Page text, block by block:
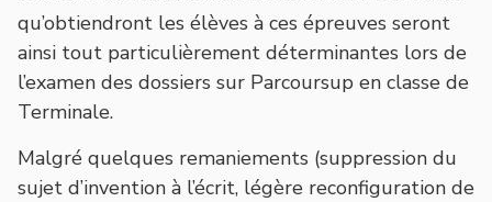
qu’obtiendront les élèves à ces épreuves seront
ainsi tout particulièrement déterminantes lors de
l’examen des dossiers sur Parcoursup en classe de
Terminale.
Malgré quelques remaniements (suppression du
sujet d’invention à l’écrit, légère reconfiguration de